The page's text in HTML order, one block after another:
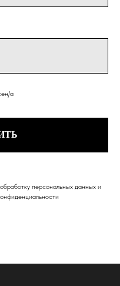
а
персональных данных и